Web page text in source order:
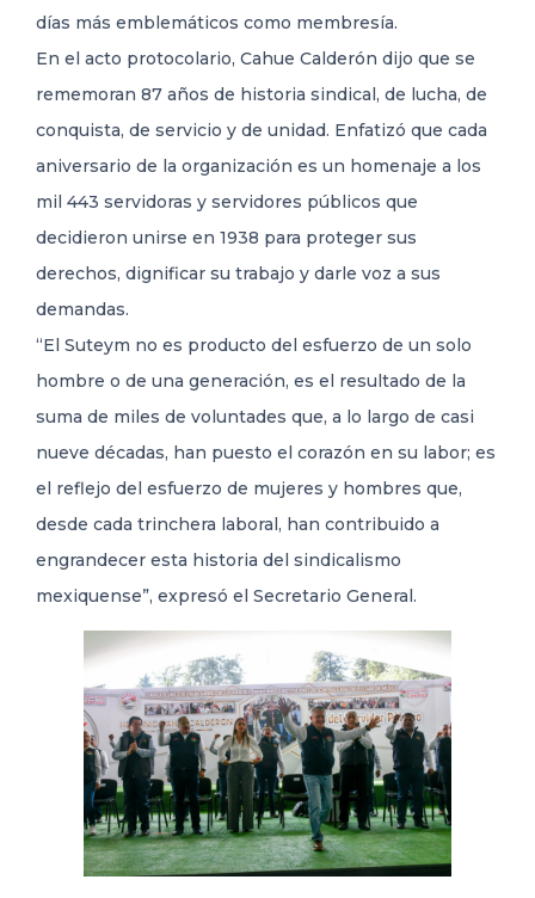
días más emblemáticos como membresía.
En el acto protocolario, Cahue Calderón dijo que se
rememoran 87 años de historia sindical, de lucha, de
conquista, de servicio y de unidad. Enfatizó que cada
aniversario de la organización es un homenaje a los
mil 443 servidoras y servidores públicos que
decidieron unirse en 1938 para proteger sus
derechos, dignificar su trabajo y darle voz a sus
demandas.
“El Suteym no es producto del esfuerzo de un solo
hombre o de una generación, es el resultado de la
suma de miles de voluntades que, a lo largo de casi
nueve décadas, han puesto el corazón en su labor; es
el reflejo del esfuerzo de mujeres y hombres que,
desde cada trinchera laboral, han contribuido a
engrandecer esta historia del sindicalismo
mexiquense”, expresó el Secretario General.